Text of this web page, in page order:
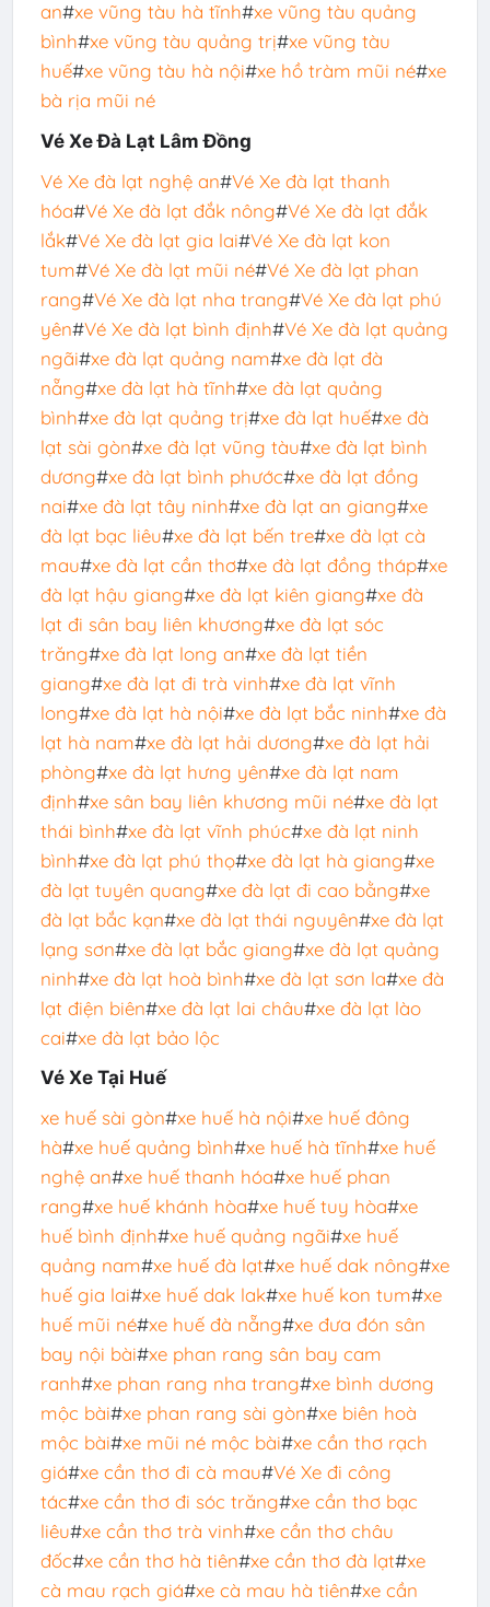
an#xe vũng tàu hà tĩnh#xe vũng tàu quảng
bình#xe vũng tàu quảng trị#xe vũng tàu
huế#xe vũng tàu hà nội#xe hồ tràm mũi né#xe
bà rịa mũi né
Vé Xe Đà Lạt Lâm Đồng
Vé Xe đà lạt nghệ an#Vé Xe đà lạt thanh
hóa#Vé Xe đà lạt đắk nông#Vé Xe đà lạt đắk
lắk#Vé Xe đà lạt gia lai#Vé Xe đà lạt kon
tum#Vé Xe đà lạt mũi né#Vé Xe đà lạt phan
rang#Vé Xe đà lạt nha trang#Vé Xe đà lạt phú
yên#Vé Xe đà lạt bình định#Vé Xe đà lạt quảng
ngãi#xe đà lạt quảng nam#xe đà lạt đà
nẵng#xe đà lạt hà tĩnh#xe đà lạt quảng
bình#xe đà lạt quảng trị#xe đà lạt huế#xe đà
lạt sài gòn#xe đà lạt vũng tàu#xe đà lạt bình
dương#xe đà lạt bình phước#xe đà lạt đồng
nai#xe đà lạt tây ninh#xe đà lạt an giang#xe
đà lạt bạc liêu#xe đà lạt bến tre#xe đà lạt cà
mau#xe đà lạt cần thơ#xe đà lạt đồng tháp#xe
đà lạt hậu giang#xe đà lạt kiên giang#xe đà
lạt đi sân bay liên khương#xe đà lạt sóc
trăng#xe đà lạt long an#xe đà lạt tiền
giang#xe đà lạt đi trà vinh#xe đà lạt vĩnh
long#xe đà lạt hà nội#xe đà lạt bắc ninh#xe đà
lạt hà nam#xe đà lạt hải dương#xe đà lạt hải
phòng#xe đà lạt hưng yên#xe đà lạt nam
định#xe sân bay liên khương mũi né#xe đà lạt
thái bình#xe đà lạt vĩnh phúc#xe đà lạt ninh
bình#xe đà lạt phú thọ#xe đà lạt hà giang#xe
đà lạt tuyên quang#xe đà lạt đi cao bằng#xe
đà lạt bắc kạn#xe đà lạt thái nguyên#xe đà lạt
lạng sơn#xe đà lạt bắc giang#xe đà lạt quảng
ninh#xe đà lạt hoà bình#xe đà lạt sơn la#xe đà
lạt điện biên#xe đà lạt lai châu#xe đà lạt lào
cai#xe đà lạt bảo lộc
Vé Xe Tại Huế
xe huế sài gòn#xe huế hà nội#xe huế đông
hà#xe huế quảng bình#xe huế hà tĩnh#xe huế
nghệ an#xe huế thanh hóa#xe huế phan
rang#xe huế khánh hòa#xe huế tuy hòa#xe
huế bình định#xe huế quảng ngãi#xe huế
quảng nam#xe huế đà lạt#xe huế dak nông#xe
huế gia lai#xe huế dak lak#xe huế kon tum#xe
huế mũi né#xe huế đà nẵng#xe đưa đón sân
bay nội bài#xe phan rang sân bay cam
ranh#xe phan rang nha trang#xe bình dương
mộc bài#xe phan rang sài gòn#xe biên hoà
mộc bài#xe mũi né mộc bài#xe cần thơ rạch
giá#xe cần thơ đi cà mau#Vé Xe đi công
tác#xe cần thơ đi sóc trăng#xe cần thơ bạc
liêu#xe cần thơ trà vinh#xe cần thơ châu
đốc#xe cần thơ hà tiên#xe cần thơ đà lạt#xe
cà mau rạch giá#xe cà mau hà tiên#xe cần